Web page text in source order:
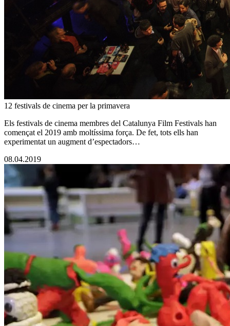
12 festivals de cinema per la primavera
Els festivals de cinema membres del Catalunya Film Festivals han
començat el 2019 amb moltíssima força. De fet, tots ells han
experimentat un augment d’espectadors…
08.04.2019